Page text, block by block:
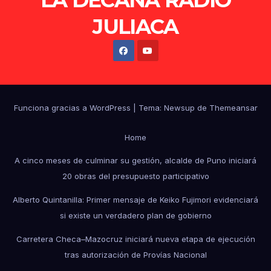
JULIACA
Funciona gracias a WordPress Tema: Newsup de Themeansar
Home
A cinco meses de culminar su gestión, alcalde de Puno iniciará
20 obras del presupuesto participativo
Alberto Quintanilla: Primer mensaje de Keiko Fujimori evidenciará
si existe un verdadero plan de gobierno
Carretera Checa–Mazocruz iniciará nueva etapa de ejecución
tras autorización de Provías Nacional